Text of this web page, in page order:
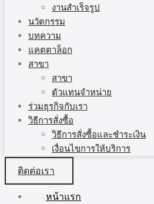
งานสำเร็จรูป
นวัตกรรม
บทความ
แคตตาล็อก
สาขา
สาขา
ตัวแทนจำหน่าย
ร่วมธุรกิจกับเรา
วิธีการสั่งซื้อ
วิธีการสั่งซื้อและชำระเงิน
เงื่อนไขการให้บริการ
ติดต่อเรา
หน้าแรก